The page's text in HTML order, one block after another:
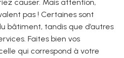
causer. Mais attention,
pas ! Certaines sont
bâtiment, tandis que d’autres
Faites bien vos
qui correspond à votre